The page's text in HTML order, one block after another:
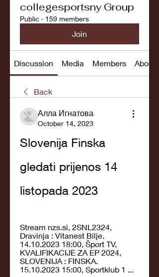
collegesportsny Group
Public · 159 members
Join
Discussion Media Members About
Back
Алла Игнатова
October 14, 2023
Slovenija Finska
gledati prijenos 14
listopada 2023
Stream nzs.si, 2SNL2324,
Dravinja : Vitanest Bilje.
14.10.2023 18:00, Šport TV,
KVALIFIKACIJE ZA EP 2024,
SLOVENIJA : FINSKA.
15.10.2023 15:00, Sportklub 1 ...